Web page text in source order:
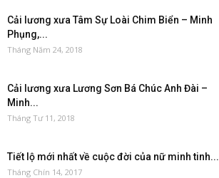
Cải lương xưa Tâm Sự Loài Chim Biển – Minh
Phụng,...
Tháng Năm 24, 2018
Cải lương xưa Lương Sơn Bá Chúc Anh Đài –
Minh...
Tháng Tư 11, 2018
Tiết lộ mới nhất về cuộc đời của nữ minh tinh...
Tháng Chín 14, 2017